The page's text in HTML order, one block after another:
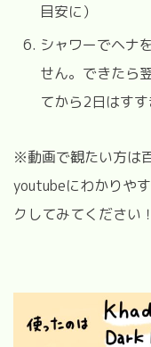
目安に）
シャワーでヘナ
せん。できたら
てから2日はす
※動画で観たい方は
youtubeにわかりや
クしてみてください！